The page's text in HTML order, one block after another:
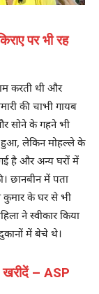
पर भी रह
करती थी और
की चाभी गायब
सोने के गहने भी
हुआ, लेकिन मोहल्ले के
है और अन्य घरों में
छानबीन में पता
कुमार के घर से भी
ने स्वीकार किया
में बेचे थे।
खरीदें – ASP